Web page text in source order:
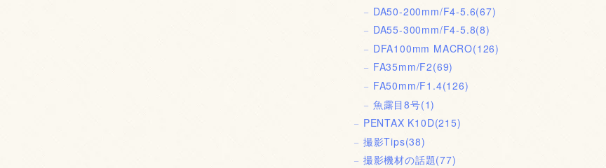
DA50-200mm/F4-5.6(67)
DA55-300mm/F4-5.8(8)
DFA100mm MACRO(126)
FA35mm/F2(69)
FA50mm/F1.4(126)
魚露目8号(1)
PENTAX K10D(215)
撮影Tips(38)
撮影機材の話題(77)